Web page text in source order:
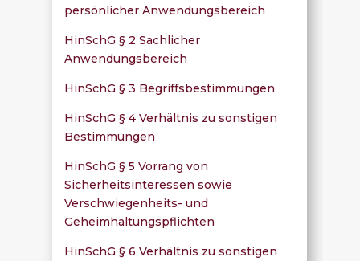
persönlicher Anwendungsbereich
HinSchG § 2 Sachlicher
Anwendungsbereich
HinSchG § 3 Begriffsbestimmungen
HinSchG § 4 Verhältnis zu sonstigen
Bestimmungen
HinSchG § 5 Vorrang von
Sicherheitsinteressen sowie
Verschwiegenheits- und
Geheimhaltungspflichten
HinSchG § 6 Verhältnis zu sonstigen